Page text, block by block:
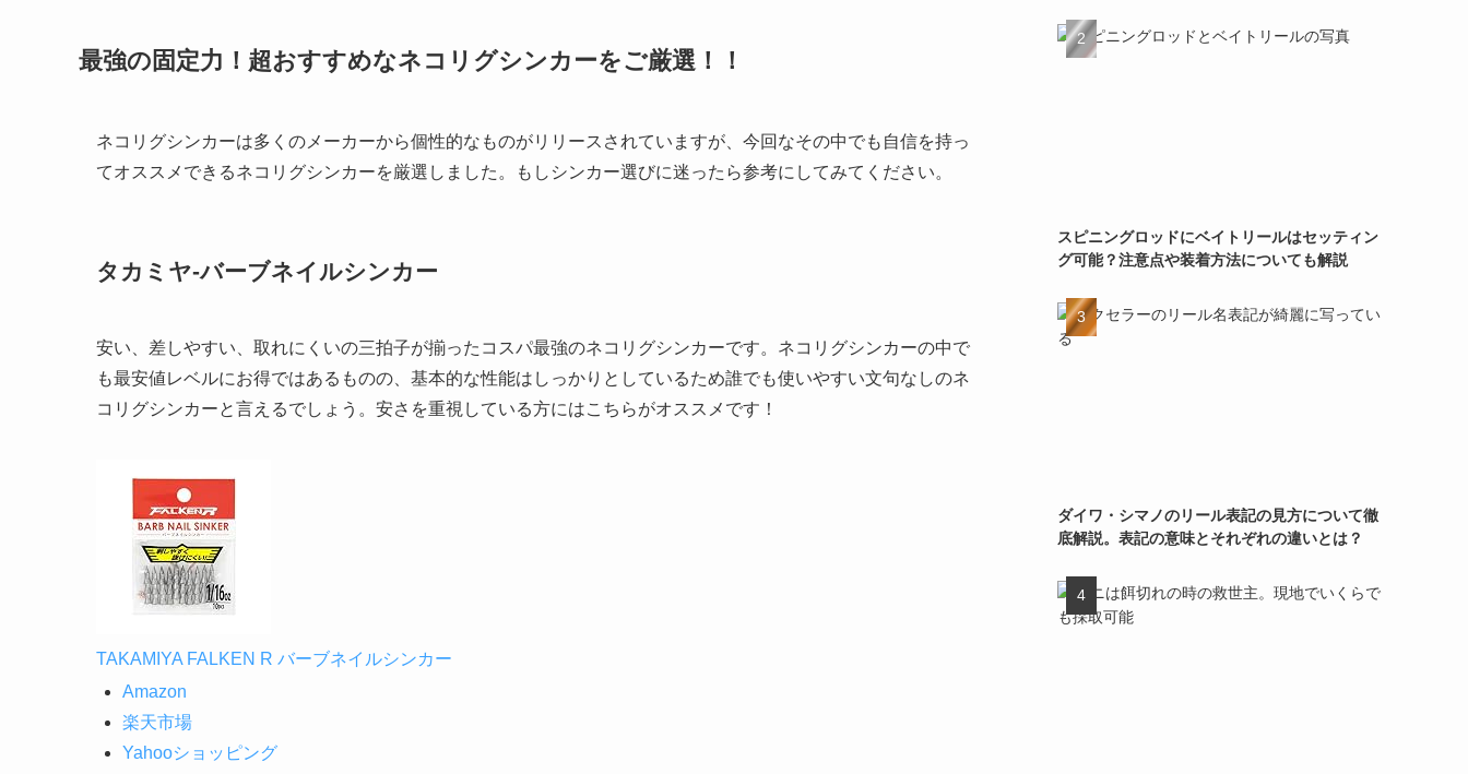
も最安値レベルにお得ではあるものの、基本的な性能はしっかりとしているため誰でも使いやすい文句なしのネ
コリグシンカーと言えるでしょう。安さを重視している方にはこちらがオススメです！
TAKAMIYA FALKEN R バーブネイルシンカー
楽天市場
Yahooショッピング
ジャッカル-タングステンカスタムシンカーネイル
スピニングロッドにベイトリールはセッティン
グ可能？注意点や装着方法についても解説
ダイワ・シマノのリール表記の見方について徹
底解説。表記の意味とそれぞれの違いとは？